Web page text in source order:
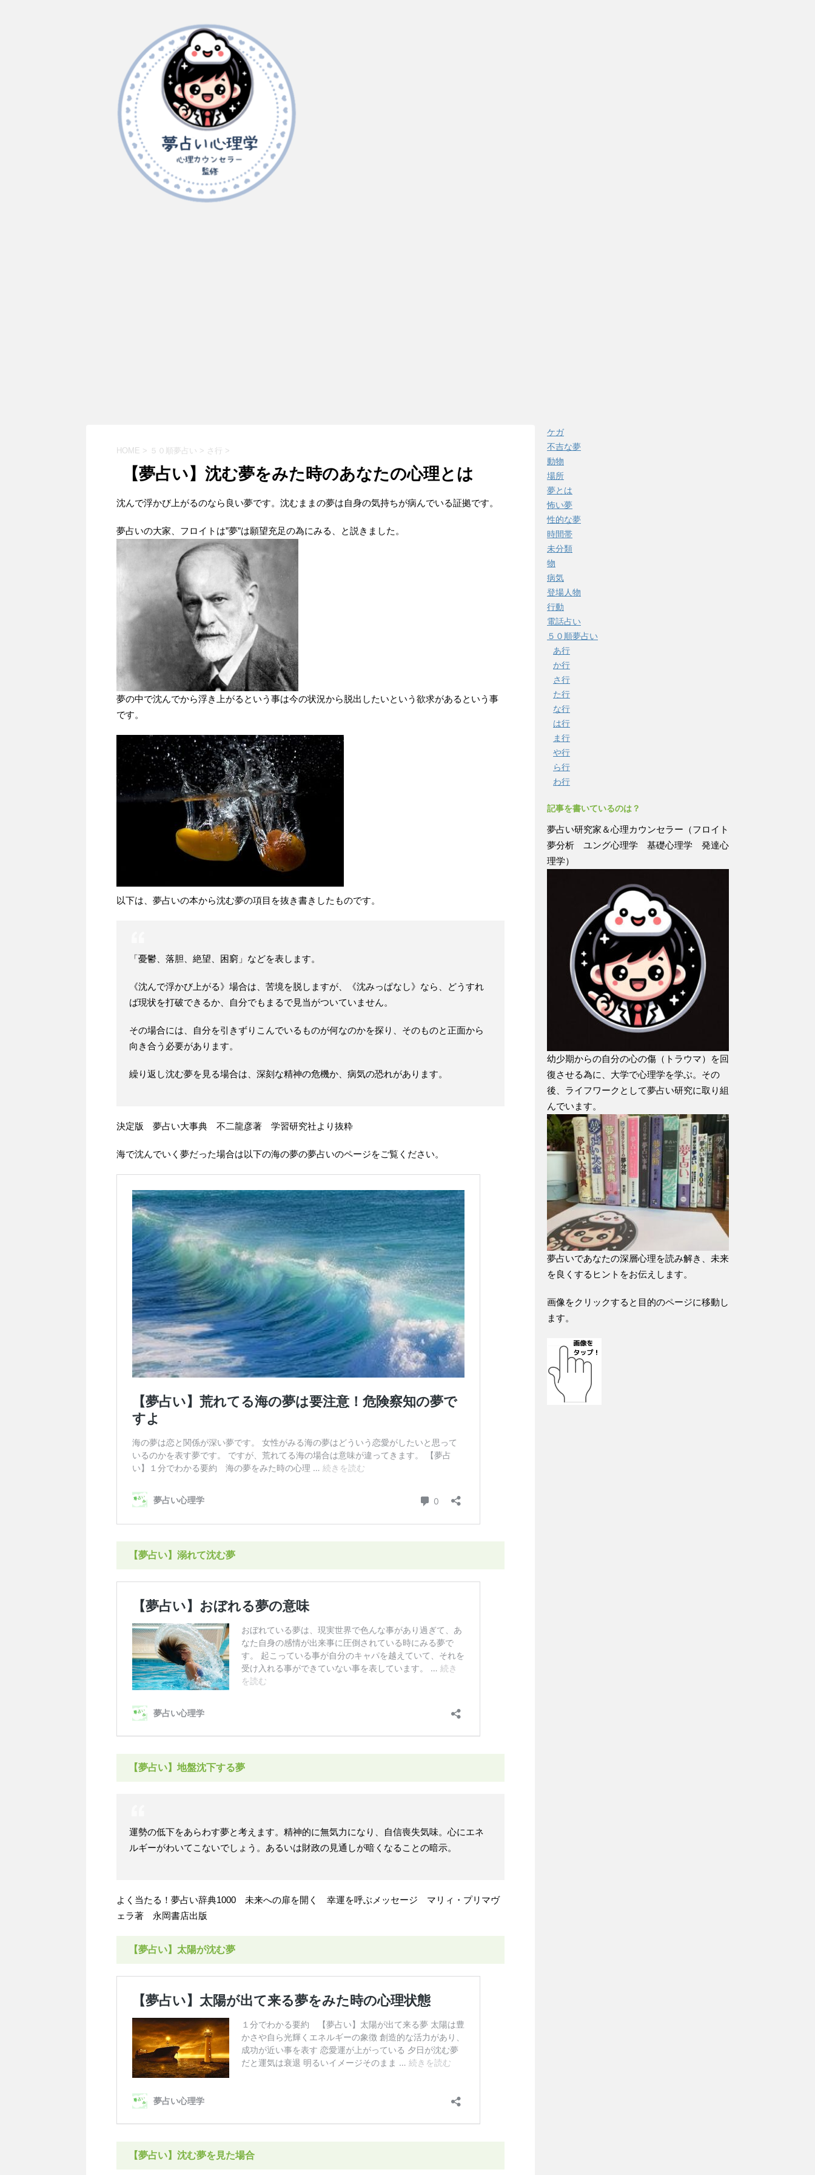
HOME > ５０順夢占い > さ行 >
【夢占い】沈む夢をみた時のあなたの心理とは
沈んで浮かび上がるのなら良い夢です。沈むままの夢は自身の気持ちが病んでいる証拠です。
夢占いの大家、フロイトは”夢”は願望充足の為にみる、と説きました。
夢の中で沈んでから浮き上がるという事は今の状況から脱出したいという欲求があるという事
です。
以下は、夢占いの本から沈む夢の項目を抜き書きしたものです。
「憂鬱、落胆、絶望、困窮」などを表します。
《沈んで浮かび上がる》場合は、苦境を脱しますが、《沈みっぱなし》なら、どうすれ
ば現状を打破できるか、自分でもまるで見当がついていません。
その場合には、自分を引きずりこんでいるものが何なのかを探り、そのものと正面から
向き合う必要があります。
繰り返し沈む夢を見る場合は、深刻な精神の危機か、病気の恐れがあります。
決定版 夢占い大事典 不二龍彦著 学習研究社より抜粋
海で沈んでいく夢だった場合は以下の海の夢の夢占いのページをご覧ください。
【夢占い】溺れて沈む夢
【夢占い】地盤沈下する夢
運勢の低下をあらわす夢と考えます。精神的に無気力になり、自信喪失気味。心にエネ
ルギーがわいてこないでしょう。あるいは財政の見通しが暗くなることの暗示。
よく当たる！夢占い辞典1000 未来への扉を開く 幸運を呼ぶメッセージ マリィ・プリマヴ
ェラ著 永岡書店出版
【夢占い】太陽が沈む夢
【夢占い】沈む夢を見た場合
ケガ
不吉な夢
動物
場所
夢とは
怖い夢
性的な夢
時間帯
未分類
物
病気
登場人物
行動
電話占い
５０順夢占い
あ行
か行
さ行
た行
な行
は行
ま行
や行
ら行
わ行
記事を書いているのは？
夢占い研究家＆心理カウンセラー（フロイト
夢分析 ユング心理学 基礎心理学 発達心
理学）
幼少期からの自分の心の傷（トラウマ）を回
復させる為に、大学で心理学を学ぶ。その
後、ライフワークとして夢占い研究に取り組
んでいます。
夢占いであなたの深層心理を読み解き、未来
を良くするヒントをお伝えします。
画像をクリックすると目的のページに移動し
ます。